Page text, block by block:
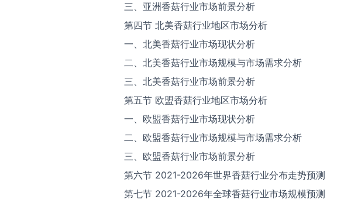
三、亚洲香菇行业市场前景分析
第四节 北美香菇行业地区市场分析
一、北美香菇行业市场现状分析
二、北美香菇行业市场规模与市场需求分析
三、北美香菇行业市场前景分析
第五节 欧盟香菇行业地区市场分析
一、欧盟香菇行业市场现状分析
二、欧盟香菇行业市场规模与市场需求分析
三、欧盟香菇行业市场前景分析
第六节 2021-2026年世界香菇行业分布走势预测
第七节 2021-2026年全球香菇行业市场规模预测